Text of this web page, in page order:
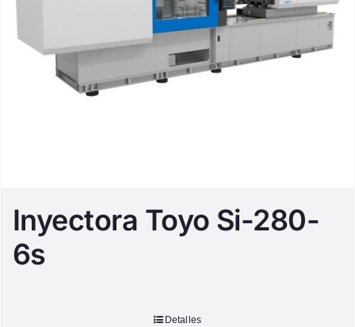
Inyectora Toyo Si-280-
6s
Detalles